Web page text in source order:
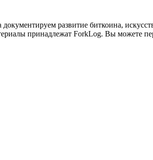
развитие биткоина,
принадлежат ForkLog. Вы можете